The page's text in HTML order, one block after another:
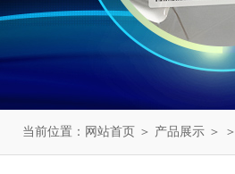
当前位置： 网站首页 ＞ 产品展示 ＞ ＞